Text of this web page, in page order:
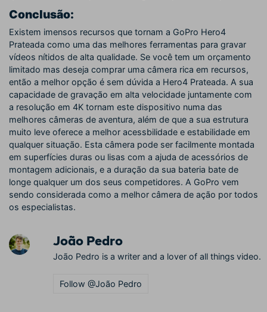
Conclusão:
Existem imensos recursos que tornam a GoPro Hero4
Prateada como uma das melhores ferramentas para gravar
vídeos nítidos de alta qualidade. Se você tem um orçamento
limitado mas deseja comprar uma câmera rica em recursos,
então a melhor opção é sem dúvida a Hero4 Prateada. A sua
capacidade de gravação em alta velocidade juntamente com
a resolução em 4K tornam este dispositivo numa das
melhores câmeras de aventura, além de que a sua estrutura
muito leve oferece a melhor acessbilidade e estabilidade em
qualquer situação. Esta câmera pode ser facilmente montada
em superfícies duras ou lisas com a ajuda de acessórios de
montagem adicionais, e a duração da sua bateria bate de
longe qualquer um dos seus competidores. A GoPro vem
sendo considerada como a melhor câmera de ação por todos
os especialistas.
João Pedro
João Pedro is a writer and a lover of all things video.
Follow @João Pedro